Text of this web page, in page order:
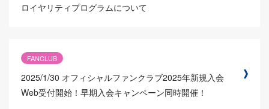
ロイヤリティプログラムについて
FANCLUB
2025/1/30 オフィシャルファンクラブ2025年新規入会
Web受付開始！早期入会キャンペーン同時開催！